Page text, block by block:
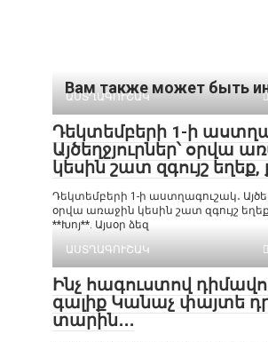
Вам также может быть
ԱՍՏՂԱԳՈՒՇԱԿ
Դեկտեմբերի 1-ի
Այծեղջյուրներ՝ օրվա
կեսին շատ զգույշ եղեք,
Դեկտեմբերի 1-ի աստղագուշակ․
օրվա առաջին կեսին շատ զգույշ
**Խոյ**. Այսօր ձեզ
ԱՍՏՂԱԳՈՒՇԱԿ
Ինչ հագուստով
գալիք Կանաչ փայտե
տարին․․․